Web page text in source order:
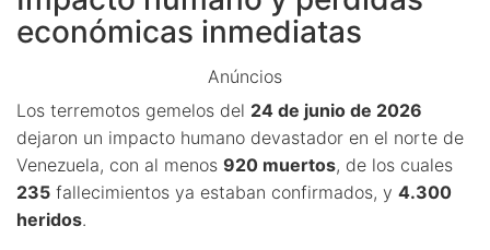
económicas inmediatas
Anúncios
Los terremotos gemelos del 24 de junio de 2026
dejaron un impacto humano devastador en el norte de
Venezuela, con al menos 920 muertos, de los cuales
235 fallecimientos ya estaban confirmados, y 4.300
heridos.